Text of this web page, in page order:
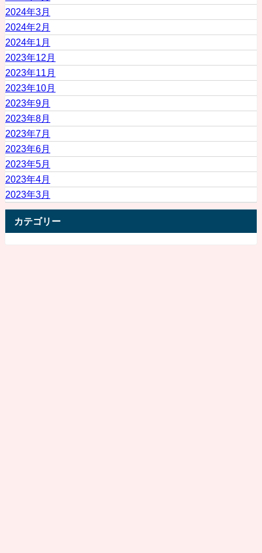
2024年3月
2024年2月
2024年1月
2023年12月
2023年11月
2023年10月
2023年9月
2023年8月
2023年7月
2023年6月
2023年5月
2023年4月
2023年3月
カテゴリー